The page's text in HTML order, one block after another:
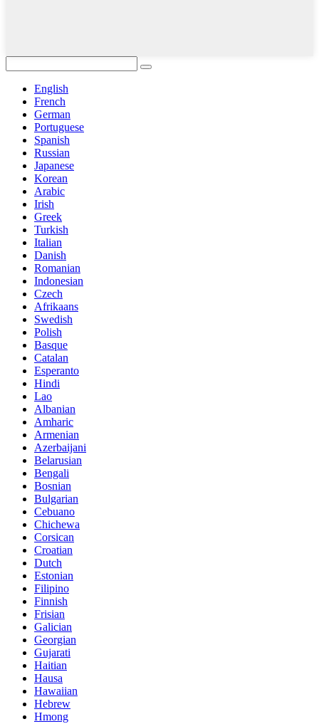
English
French
German
Portuguese
Spanish
Russian
Japanese
Korean
Arabic
Irish
Greek
Turkish
Italian
Danish
Romanian
Indonesian
Czech
Afrikaans
Swedish
Polish
Basque
Catalan
Esperanto
Hindi
Lao
Albanian
Amharic
Armenian
Azerbaijani
Belarusian
Bengali
Bosnian
Bulgarian
Cebuano
Chichewa
Corsican
Croatian
Dutch
Estonian
Filipino
Finnish
Frisian
Galician
Georgian
Gujarati
Haitian
Hausa
Hawaiian
Hebrew
Hmong